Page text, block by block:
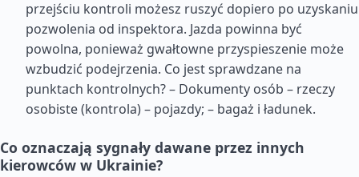
przejściu kontroli możesz ruszyć dopiero po uzyskaniu
pozwolenia od inspektora. Jazda powinna być
powolna, ponieważ gwałtowne przyspieszenie może
wzbudzić podejrzenia. Co jest sprawdzane na
punktach kontrolnych? – Dokumenty osób – rzeczy
osobiste (kontrola) – pojazdy; – bagaż i ładunek.
Co oznaczają sygnały dawane przez innych
kierowców w Ukrainie?